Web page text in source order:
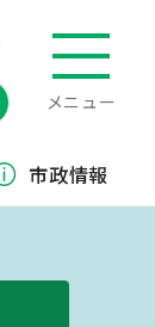
メニュー
市政情報